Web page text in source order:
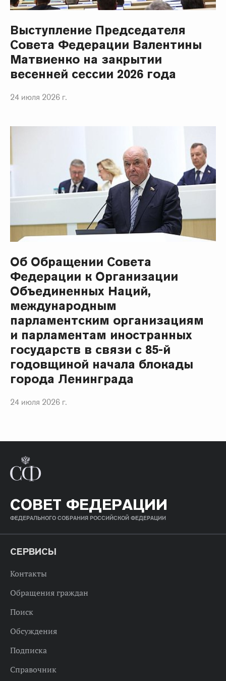
Выступление Председателя
Совета Федерации Валентины
Матвиенко на закрытии
весенней сессии 2026 года
24 июля 2026 г.
Об Обращении Совета
Федерации к Организации
Объединенных Наций,
международным
парламентским организациям
и парламентам иностранных
государств в связи с 85-й
годовщиной начала блокады
города Ленинграда
24 июля 2026 г.
СОВЕТ ФЕДЕРАЦИИ
ФЕДЕРАЛЬНОГО СОБРАНИЯ РОССИЙСКОЙ ФЕДЕРАЦИИ
СЕРВИСЫ
Контакты
Обращения граждан
Поиск
Обсуждения
Подписка
Справочник